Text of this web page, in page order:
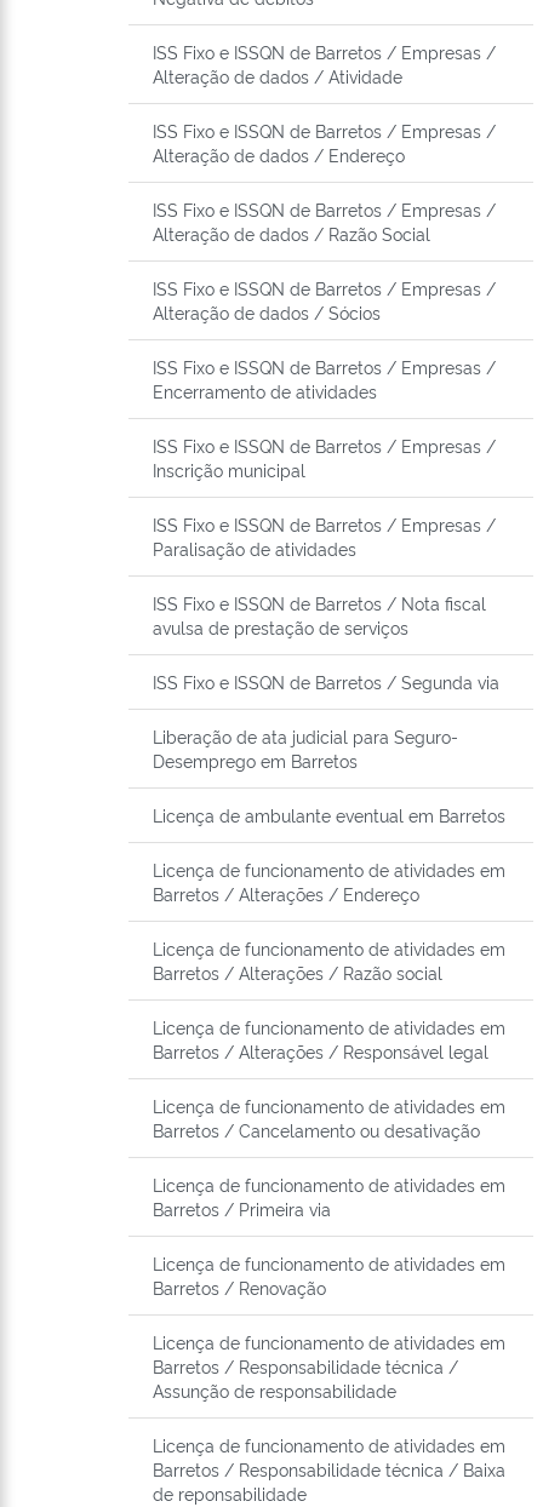
ISS Fixo e ISSQN de Barretos / Empresas /
Alteração de dados / Atividade
ISS Fixo e ISSQN de Barretos / Empresas /
Alteração de dados / Endereço
ISS Fixo e ISSQN de Barretos / Empresas /
Alteração de dados / Razão Social
ISS Fixo e ISSQN de Barretos / Empresas /
Alteração de dados / Sócios
ISS Fixo e ISSQN de Barretos / Empresas /
Encerramento de atividades
ISS Fixo e ISSQN de Barretos / Empresas /
Inscrição municipal
ISS Fixo e ISSQN de Barretos / Empresas /
Paralisação de atividades
ISS Fixo e ISSQN de Barretos / Nota fiscal
avulsa de prestação de serviços
ISS Fixo e ISSQN de Barretos / Segunda via
Liberação de ata judicial para Seguro-
Desemprego em Barretos
Licença de ambulante eventual em Barretos
Licença de funcionamento de atividades em
Barretos / Alterações / Endereço
Licença de funcionamento de atividades em
Barretos / Alterações / Razão social
Licença de funcionamento de atividades em
Barretos / Alterações / Responsável legal
Licença de funcionamento de atividades em
Barretos / Cancelamento ou desativação
Licença de funcionamento de atividades em
Barretos / Primeira via
Licença de funcionamento de atividades em
Barretos / Renovação
Licença de funcionamento de atividades em
Barretos / Responsabilidade técnica /
Assunção de responsabilidade
Licença de funcionamento de atividades em
Barretos / Responsabilidade técnica / Baixa
de reponsabilidade